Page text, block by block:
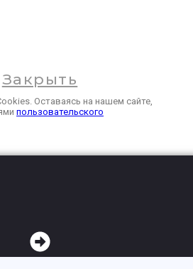
Закрыть
Оставаясь на нашем сайте,
пользовательского